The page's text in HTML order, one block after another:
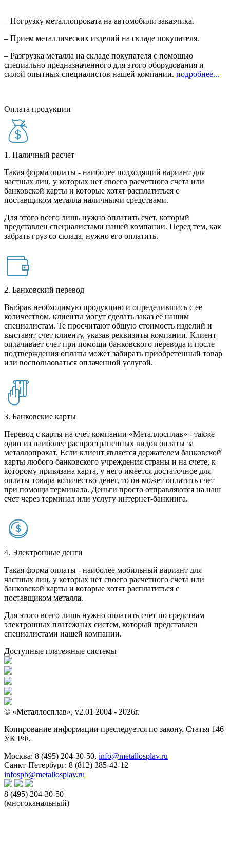
– Погрузку металлопроката на автомобили заказчика.
– Прием металлических изделий на складе покупателя.
– Разгрузка металла на складе покупателя с помощью
специально предназначенного для этого оборудования и
силой опытных специалистов нашей компании. подробнее...
Оплата продукции
1. Наличный расчет
Такая форма оплаты - наиболее подходящий вариант для
частных лиц, у которых нет своего расчетного счета или
банковской карты и которые хотят расплатиться с
поставщиком металла наличными средствами.
Для этого всего лишь нужно оплатить счет, который
представлен специалистами нашей компании. Перед тем, как
забрать груз со склада, нужно его оплатить.
2. Банковский перевод
Выбрав необходимую продукцию и определившись с ее
количеством, клиенты могут сделать заказ ее нашим
специалистам. Те просчитают общую стоимость изделий и
выставят счет клиенту, указав реквизиты компании. Клиент
оплачивает счет при помощи банковского перевода и после
подтверждения оплаты может забирать приобретенный товар
или воспользоваться оплаченной услугой.
3. Банковские карты
Перевод с карты на счет компании «Металлосплав» - также
один из наиболее распространенных видов оплаты за
металлопрокат. Если клиент является держателем банковской
карты любого банковского учреждения страны и на счете, к
которому привязана карта, у него имеется достаточное для
оплаты товара количество денег, то он может оплатить счет
при помощи терминала. Деньги просто отправляются на наш
счет через терминал или услугу интернет-банкинга.
4. Электронные денги
Такая форма оплаты - наиболее мобильный вариант для
частных лиц, у которых нет своего расчетного счета или
банковской карты и которые хотят расплатиться с
поставщиком металла.
Для этого всего лишь нужно оплатить счет по средствам
электронных платежных систем, который представлен
специалистами нашей компании.
Доступные платежные системы
© «Металлосплав», v2.01 2004 - 2026г.
Копирование информации преследуется по закону. Статья 146
УК РФ.
Москва: 8 (495) 204-30-50, info@metallosplav.ru
Санкт-Петербург: 8 (812) 385-42-12
infospb@metallosplav.ru
8 (495) 204-30-50
(многоканальный)